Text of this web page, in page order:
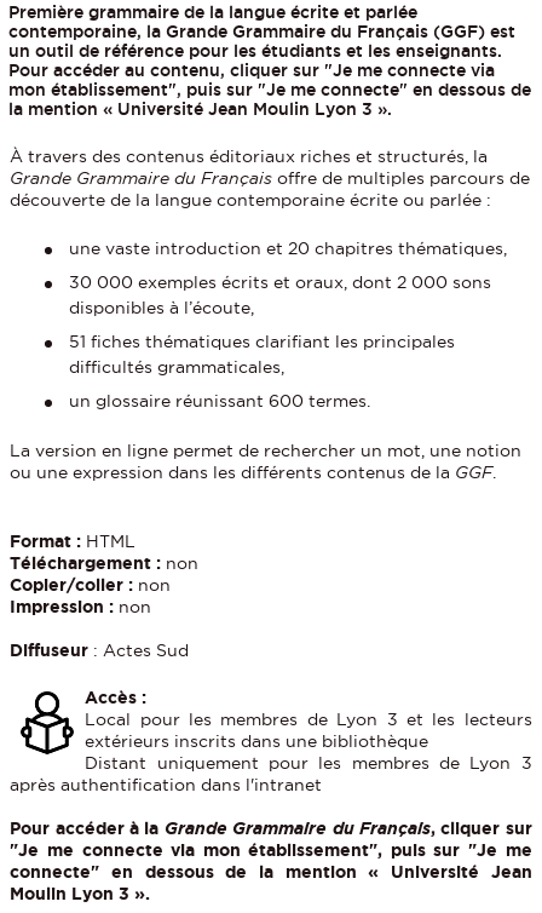
Première grammaire de la langue écrite et parlée
contemporaine, la Grande Grammaire du Français (GGF) est
un outil de référence pour les étudiants et les enseignants.
Pour accéder au contenu, cliquer sur "Je me connecte via
mon établissement", puis sur "Je me connecte" en dessous de
la mention « Université Jean Moulin Lyon 3 ».
À travers des contenus éditoriaux riches et structurés, la
Grande Grammaire du Français offre de multiples parcours de
découverte de la langue contemporaine écrite ou parlée :
une vaste introduction et 20 chapitres thématiques,
30 000 exemples écrits et oraux, dont 2 000 sons
disponibles à l’écoute,
51 fiches thématiques clarifiant les principales
difficultés grammaticales,
un glossaire réunissant 600 termes.
La version en ligne permet de rechercher un mot, une notion
ou une expression dans les différents contenus de la GGF.
Format : HTML
Téléchargement : non
Copier/coller : non
Impression : non
Diffuseur : Actes Sud
Accès :
Local pour les membres de Lyon 3 et les lecteurs
extérieurs inscrits dans une bibliothèque
Distant uniquement pour les membres de Lyon 3
après authentification dans l'intranet
Pour accéder à la Grande Grammaire du Français, cliquer sur
"Je me connecte via mon établissement", puis sur "Je me
connecte" en dessous de la mention « Université Jean
Moulin Lyon 3 ».